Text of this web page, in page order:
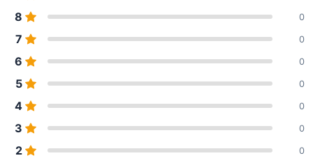
8 0
7 0
6 0
5 0
4 0
3 0
2 0